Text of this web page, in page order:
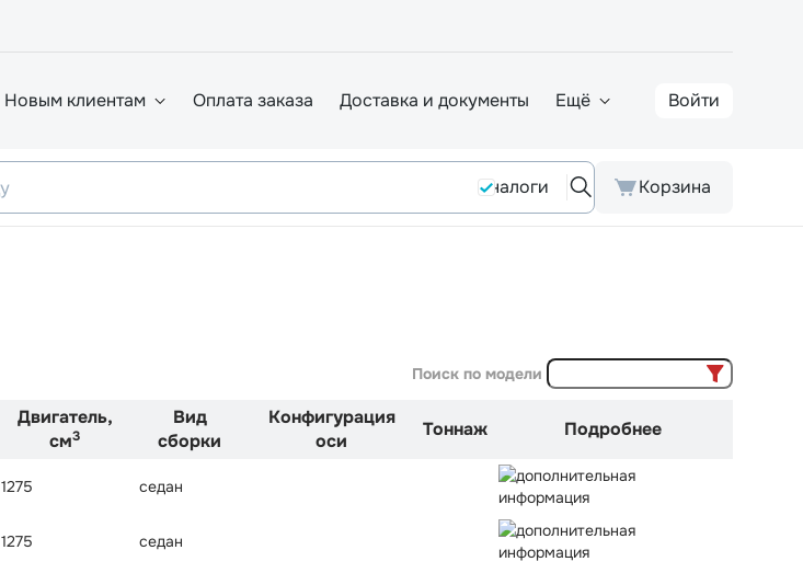
Новым клиентам Оплата заказа Доставка и документы Ещё Войти
Аналоги Корзина
Поиск по модели
Двигатель,
см3
Вид
сборки
Конфигурация
оси
Тоннаж Подробнее
1275 седан
1275 седан